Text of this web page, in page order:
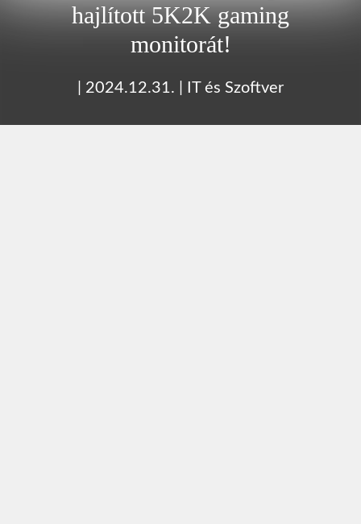
hajlított 5K2K gaming
monitorát!
2024.12.31. IT és Szoftver